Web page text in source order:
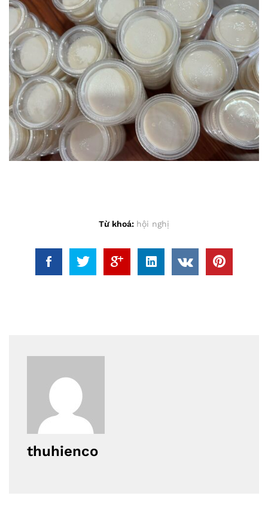
Từ khoá: hội nghị
thuhienco